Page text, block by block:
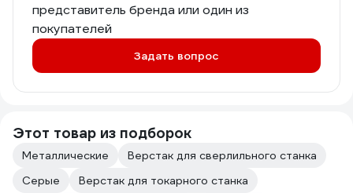
представитель бренда или один из
покупателей
Задать вопрос
Этот товар из подборок
Металлические
Верстак для сверлильного станка
Серые
Верстак для токарного станка